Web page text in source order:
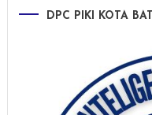
DPC PIKI KOTA